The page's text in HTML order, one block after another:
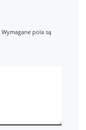
Wymagane pola są